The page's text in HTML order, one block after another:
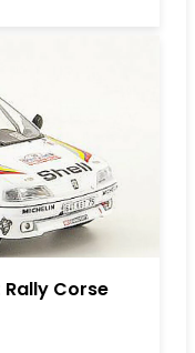
Rally Corse